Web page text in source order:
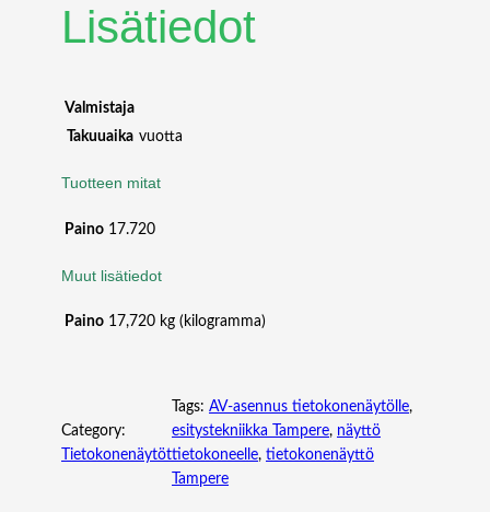
Lisätiedot
Valmistaja
Takuuaika vuotta
Tuotteen mitat
Paino 17.720
Muut lisätiedot
Paino 17,720 kg (kilogramma)
Category:
Tietokonenäytöt
Tags: AV-asennus tietokonenäytölle
esitystekniikka Tampere, näyttö
tietokoneelle, tietokonenäyttö
Tampere